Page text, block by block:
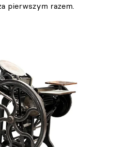
pierwszym razem.